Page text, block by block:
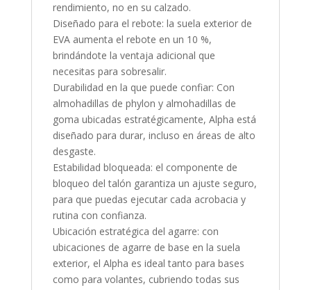
rendimiento, no en su calzado.
Diseñado para el rebote: la suela exterior de
EVA aumenta el rebote en un 10 %,
brindándote la ventaja adicional que
necesitas para sobresalir.
Durabilidad en la que puede confiar: Con
almohadillas de phylon y almohadillas de
goma ubicadas estratégicamente, Alpha está
diseñado para durar, incluso en áreas de alto
desgaste.
Estabilidad bloqueada: el componente de
bloqueo del talón garantiza un ajuste seguro,
para que puedas ejecutar cada acrobacia y
rutina con confianza.
Ubicación estratégica del agarre: con
ubicaciones de agarre de base en la suela
exterior, el Alpha es ideal tanto para bases
como para volantes, cubriendo todas sus